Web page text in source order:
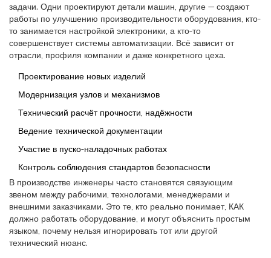
задачи. Одни проектируют детали машин, другие — создают
работы по улучшению производительности оборудования, кто-
то занимается настройкой электроники, а кто-то
совершенствует системы автоматизации. Всё зависит от
отрасли, профиля компании и даже конкретного цеха.
Проектирование новых изделий
Модернизация узлов и механизмов
Технический расчёт прочности, надёжности
Ведение технической документации
Участие в пуско-наладочных работах
Контроль соблюдения стандартов безопасности
В производстве инженеры часто становятся связующим
звеном между рабочими, технологами, менеджерами и
внешними заказчиками. Это те, кто реально понимает, КАК
должно работать оборудование, и могут объяснить простым
языком, почему нельзя игнорировать тот или другой
технический нюанс.